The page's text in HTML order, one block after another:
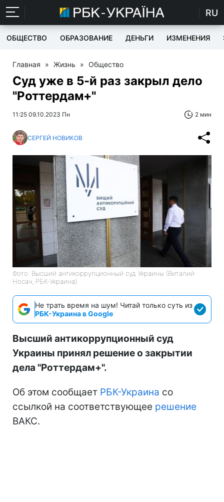
RU
ОБЩЕСТВО ОБРАЗОВАНИЕ ДЕНЬГИ ИЗМЕНЕНИЯ
Главная » Жизнь » Общество
Суд уже в 5-й раз закрыл дело
"Роттердам+"
11:25 09.10.2023 Пн 2 мин
СЕРГЕЙ НОВИКОВ
Фото: Высший антикоррупционный суд Украины (Виталий
Носач, РБК-Украина)
Не трать время на шум! Читай только суть из
РБК-Украина в Google
Высший антикоррупционный суд
Украины принял решение о закрытии
дела "Роттердам+".
Об этом сообщает РБК-Украина со
ссылкой на соответствующее решение
ВАКС.